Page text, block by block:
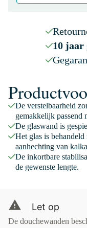
10 jaar
De verstelbaarheid
gemakkelijk passend
De glaswand is
Het glas is
aanhechting van
De inkortbare
de gewenste lengte.
Let op
De douchewanden